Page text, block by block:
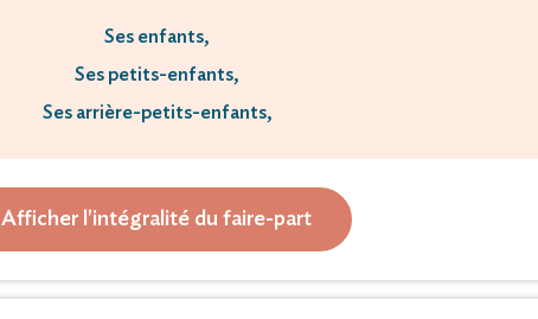
Ses enfants,
Ses petits-enfants,
Ses arrière-petits-enfants,
Ainsi que toute la famille
Mme Ouerdya Tadrist
Afficher l'intégralité du faire-part